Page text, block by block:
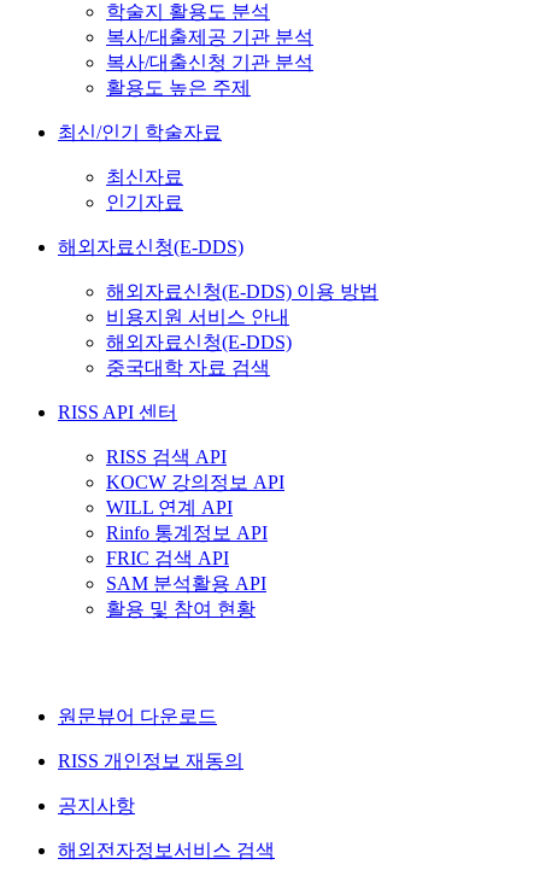
학술지 활용도 분석
복사/대출제공 기관 분석
복사/대출신청 기관 분석
활용도 높은 주제
최신/인기 학술자료
최신자료
인기자료
해외자료신청(E-DDS)
해외자료신청(E-DDS) 이용 방법
비용지원 서비스 안내
해외자료신청(E-DDS)
중국대학 자료 검색
RISS API 센터
RISS 검색 API
KOCW 강의정보 API
WILL 연계 API
Rinfo 통계정보 API
FRIC 검색 API
SAM 분석활용 API
활용 및 참여 현황
원문뷰어 다운로드
RISS 개인정보 재동의
공지사항
해외전자정보서비스 검색